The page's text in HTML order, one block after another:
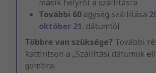
másik helyről a szállításra
További 60 egység szállítása
október 21. dátumtól
Többre van szüksége? További
kattintson a „Szállítási dátumok
gombra.